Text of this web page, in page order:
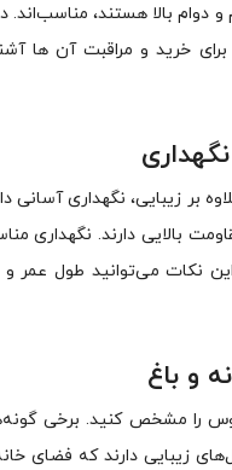
دوام بالا هستند، مناسب‌اند.
خرید و مراقبت آن‌ ها
بر زیبایی، نگهداری آسانی
بالایی دارند. نگهداری
این نکات می‌توانید طول
و باغ
را مشخص کنید. برخی
زیبایی دارند که فضای